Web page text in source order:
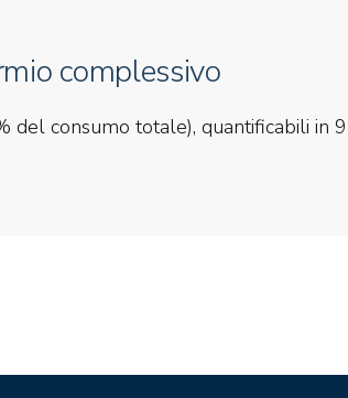
complessivo
del consumo totale), quantificabili in